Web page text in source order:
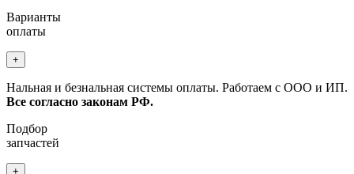
Варианты
оплаты
+
Нальная и безнальная системы оплаты. Работаем с ООО и ИП.
Все согласно законам РФ.
Подбор
запчастей
+